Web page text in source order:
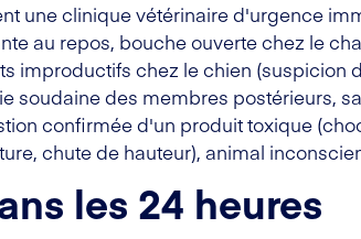
une clinique vétérinaire d'urgence
au repos, bouche ouverte chez le
improductifs chez le chien (suspicion
soudaine des membres postérieurs,
confirmée d'un produit toxique
chute de hauteur), animal
les 24 heures